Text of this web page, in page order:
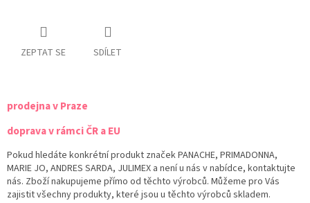
ZEPTAT SE SDÍLET
prodejna v Praze
doprava v rámci ČR a EU
Pokud hledáte konkrétní produkt značek PANACHE, PRIMADONNA,
MARIE JO, ANDRES SARDA, JULIMEX a není u nás v nabídce, kontaktujte
nás. Zboží nakupujeme přímo od těchto výrobců. Můžeme pro Vás
zajistit všechny produkty, které jsou u těchto výrobců skladem.